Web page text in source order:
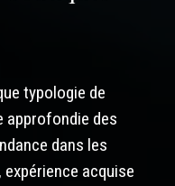
typologie de
approfondie des
dans les
acquise